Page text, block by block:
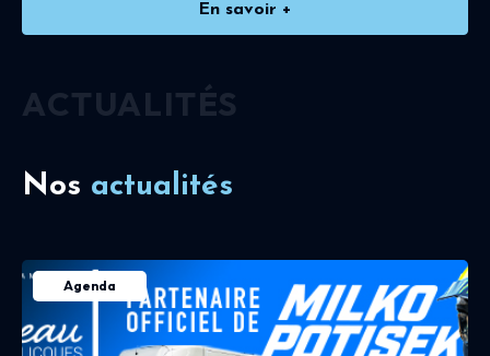
En savoir +
ACTUALITÉS
Nos actualités
Agenda